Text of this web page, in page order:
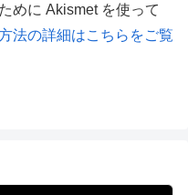
めに Akismet を使って
法の詳細はこちらをご覧